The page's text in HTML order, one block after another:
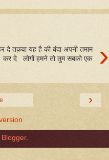
›
तक़वा यह है की बंदा अपनी तमाम
कर दे लोगों हमने तो तुम सबको एक
›
Blogger.